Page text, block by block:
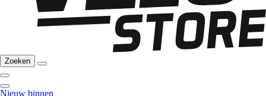
Zoeken
Nieuw binnen